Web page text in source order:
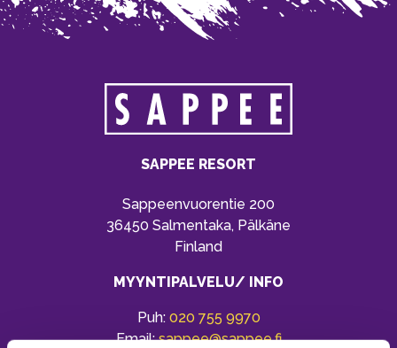
SAPPEE RESORT
Sappeenvuorentie 200
36450 Salmentaka, Pälkäne
Finland
MYYNTIPALVELU/ INFO
Puh: 020 755 9970
Email:sappee@sappee.fi